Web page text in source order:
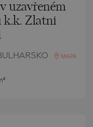
uzavřeném
k.k. Zlatni
MAPA